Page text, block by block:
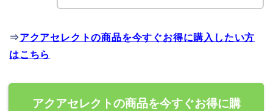
⇒アクアセレクトの商品を今すぐお得に購入したい方
はこちら
アクアセレクトの商品を今すぐお得に購